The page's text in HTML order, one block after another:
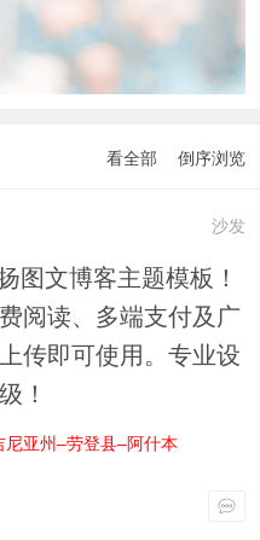
看全部 倒序浏览
沙发
图文博客主题模板！
阅读、多端支付及广
传即可使用。专业设
！
尼亚州–劳登县–阿什本